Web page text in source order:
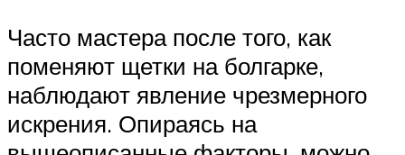
Часто мастера после того, как
поменяют щетки на болгарке,
наблюдают явление чрезмерного
искрения. Опираясь на